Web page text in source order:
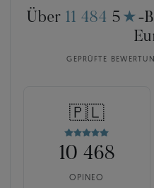
Über 11 484 5 ★ -
GEPRÜFTE
🇵🇱
10 468
OPINEO